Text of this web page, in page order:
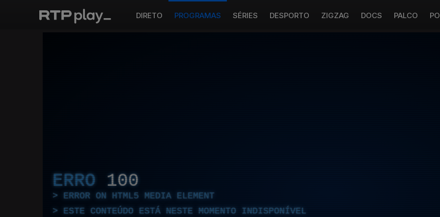
DIRETO PROGRAMAS SÉRIES DESPORTO ZIGZAG DOCS PALCO
ERRO 100
ERROR ON HTML5 MEDIA ELEMENT
ESTE CONTEÚDO ESTÁ NESTE MOMENTO INDISPONÍVEL